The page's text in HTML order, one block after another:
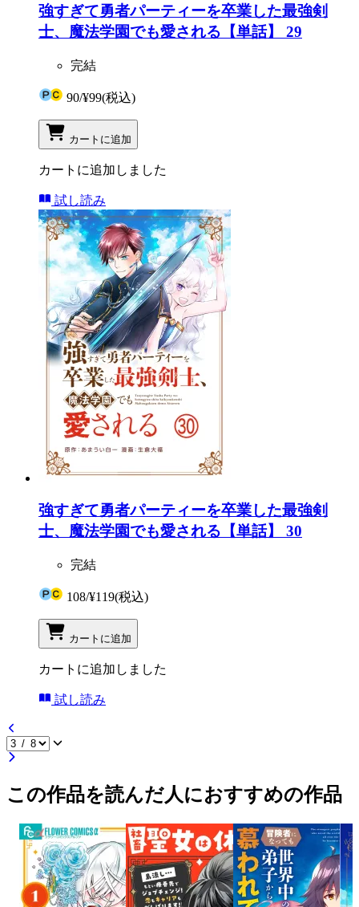
強すぎて勇者パーティーを卒業した最強剣
士、魔法学園でも愛される【単話】 29
完結
90/¥99(税込)
カートに追加
カートに追加しました
試し読み
強すぎて勇者パーティーを卒業した最強剣
士、魔法学園でも愛される【単話】 30
完結
108/¥119(税込)
カートに追加
カートに追加しました
試し読み
この作品を読んだ人におすすめの作品